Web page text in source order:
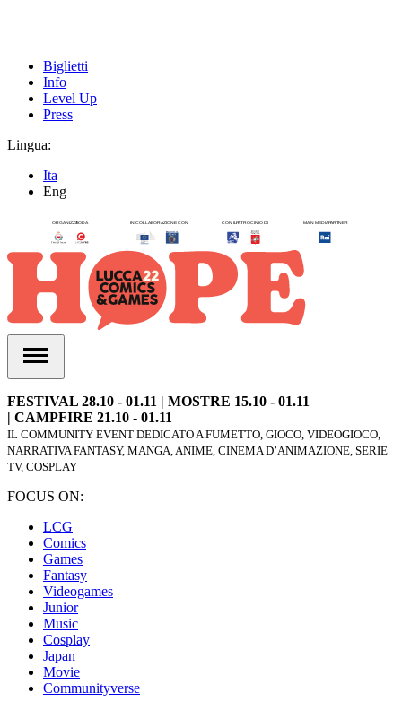
Biglietti
Info
Level Up
Press
Lingua:
Ita
Eng
FESTIVAL 28.10 - 01.11 | MOSTRE 15.10 - 01.11
| CAMPFIRE 21.10 - 01.11
IL COMMUNITY EVENT DEDICATO A FUMETTO, GIOCO, VIDEOGIOCO,
NARRATIVA FANTASY, MANGA, ANIME, CINEMA D’ANIMAZIONE, SERIE
TV, COSPLAY
FOCUS ON:
LCG
Comics
Games
Fantasy
Videogames
Junior
Music
Cosplay
Japan
Movie
Communityverse